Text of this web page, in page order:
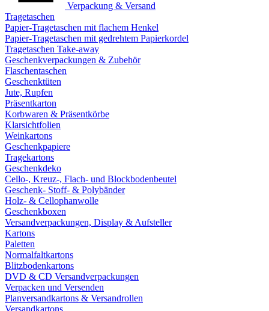
Verpackung & Versand
Tragetaschen
Papier-Tragetaschen mit flachem Henkel
Papier-Tragetaschen mit gedrehtem Papierkordel
Tragetaschen Take-away
Geschenkverpackungen & Zubehör
Flaschentaschen
Geschenktüten
Jute, Rupfen
Präsentkarton
Korbwaren & Präsentkörbe
Klarsichtfolien
Weinkartons
Geschenkpapiere
Tragekartons
Geschenkdeko
Cello-, Kreuz-, Flach- und Blockbodenbeutel
Geschenk- Stoff- & Polybänder
Holz- & Cellophanwolle
Geschenkboxen
Versandverpackungen, Display & Aufsteller
Kartons
Paletten
Normalfaltkartons
Blitzbodenkartons
DVD & CD Versandverpackungen
Verpacken und Versenden
Planversandkartons & Versandrollen